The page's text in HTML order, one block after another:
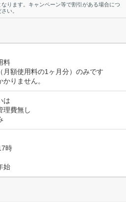
ります。キャンペーン等で割引がある場合につ
い。
料
月額使用料の1ヶ月分）のみです
りません。
は
理費無し
時
始